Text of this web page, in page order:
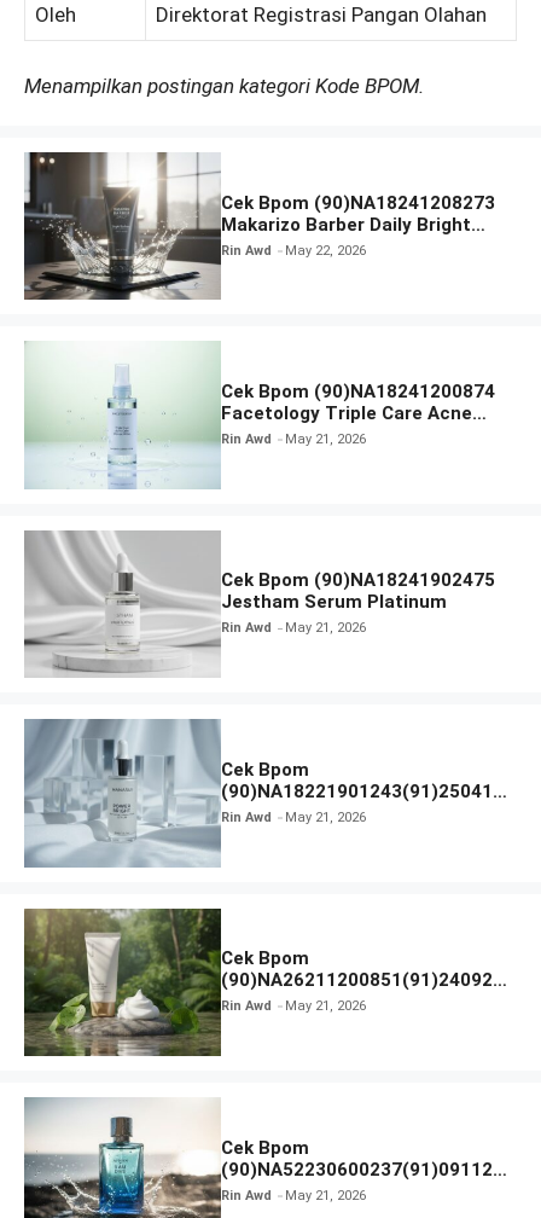
Oleh
Direktorat Registrasi Pangan Olahan
Menampilkan postingan kategori Kode BPOM.
Cek Bpom (90)NA18241208273
Makarizo Barber Daily Bright
Radiance Face Wash
Rin Awd May 22, 2026
Cek Bpom (90)NA18241200874
Facetology Triple Care Acne
Calm Micellar Water
Rin Awd May 21, 2026
Cek Bpom (90)NA18241902475
Jestham Serum Platinum
Rin Awd May 21, 2026
Cek Bpom
(90)NA18221901243(91)250418
Hanasui Power Bright Serum
Rin Awd May 21, 2026
Cek Bpom
(90)NA26211200851(91)240924
SKIN1004 Madagascar Centella
Rin Awd May 21, 2026
Cek Bpom
(90)NA52230600237(91)091126
Afnan 9 AM Dive Eau De Parfum
Rin Awd May 21, 2026